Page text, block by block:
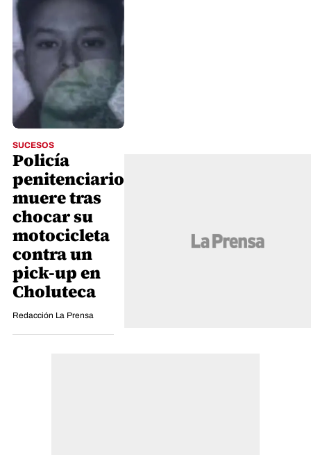
SUCESOS
Policía
penitenciario
muere tras
chocar su
motocicleta
contra un
pick-up en
Choluteca
Redacción La Prensa